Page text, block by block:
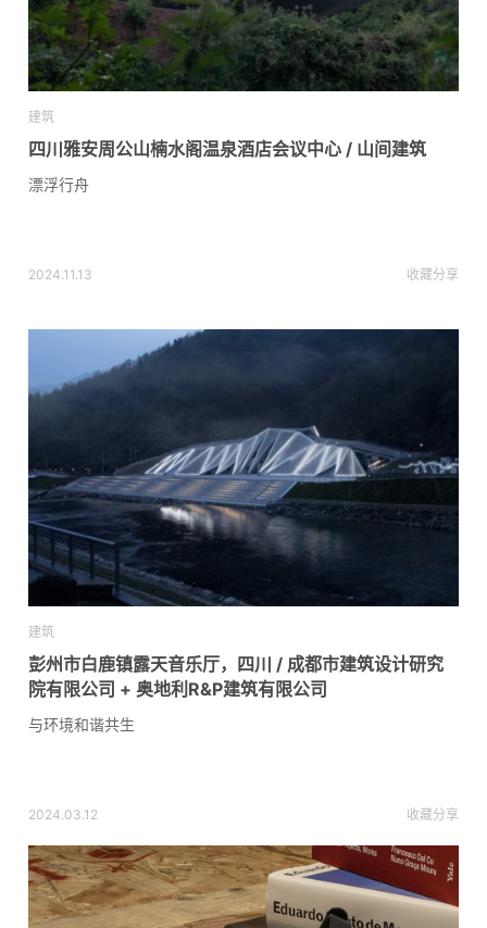
建筑
四川雅安周公山楠水阁温泉酒店会议中心 / 山间建筑
漂浮行舟
2024.11.13 收藏分享
建筑
彭州市白鹿镇露天音乐厅，四川 / 成都市建筑设计研究
院有限公司 + 奥地利R&P建筑有限公司
与环境和谐共生
2024.03.12 收藏分享